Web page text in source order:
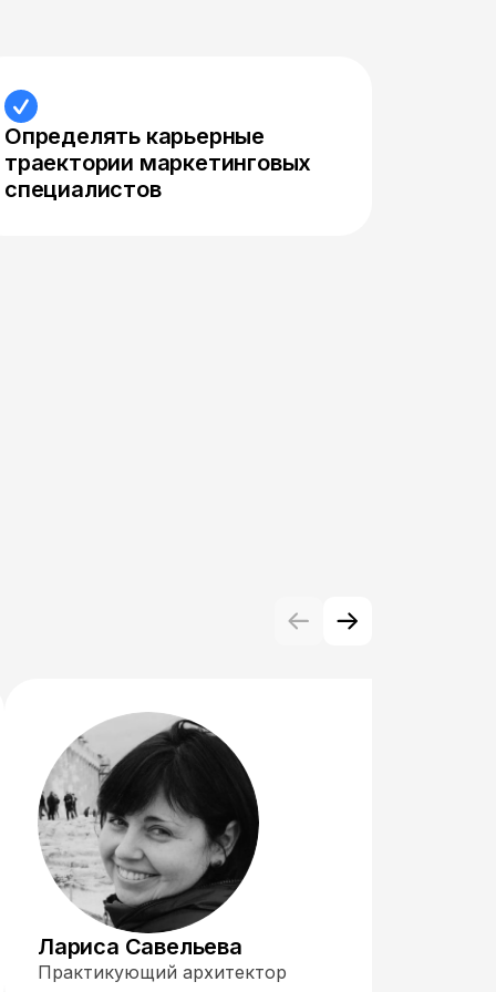
Определять карьерные
траектории маркетинговых
специалистов
Лариса Савельева
Практикующий архитектор